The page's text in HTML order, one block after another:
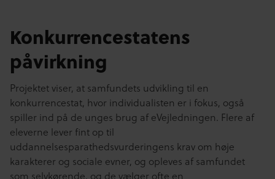
Konkurrencestatens
påvirkning
Projektet viser, at samfundets udvikling til en
konkurrencestat, hvor individualisten er i fokus, også
spiller ind på de unges brug af eVejledningen. Flere af
eleverne lever fint op til
uddannelsesparathedsvurderingens krav om høje
karakterer og sociale evner, og opleves af samfundet
som selvkørende, og de vælger ofte en